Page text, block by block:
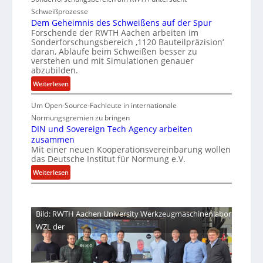
h
r
h
e
i
c
h
i
e
k
l
e
i
u
n
g
e
e
ff
e
n
t
G
l
e
n
z
w
i
r
d
A
e
a
V
i
c
e
e
i
d
e
p
L
ü
b
e
r
n
i
m
t
M
i
x
h
a
Schweißprozesse
Dem Geheimnis des Schweißens auf der Spur
Forschende der RWTH Aachen arbeiten im
Sonderforschungsbereich ‚1120 Bauteilpräzision‘
daran, Abläufe beim Schweißen besser zu
verstehen und mit Simulationen genauer
abzubilden.
Weiterlesen:
D
e
m
G
e
h
e
i
m
i
s
e
s
Um Open-Source-Fachleute in internationale
Normungsgremien zu bringen
DIN und Sovereign Tech Agency arbeiten
zusammen
Mit einer neuen Kooperationsvereinbarung wollen
das Deutsche Institut für Normung e.V.
Weiterlesen:
D
u
d
S
o
Bild: RWTH Aachen University Werkzeugmaschinenlabor
WZL der